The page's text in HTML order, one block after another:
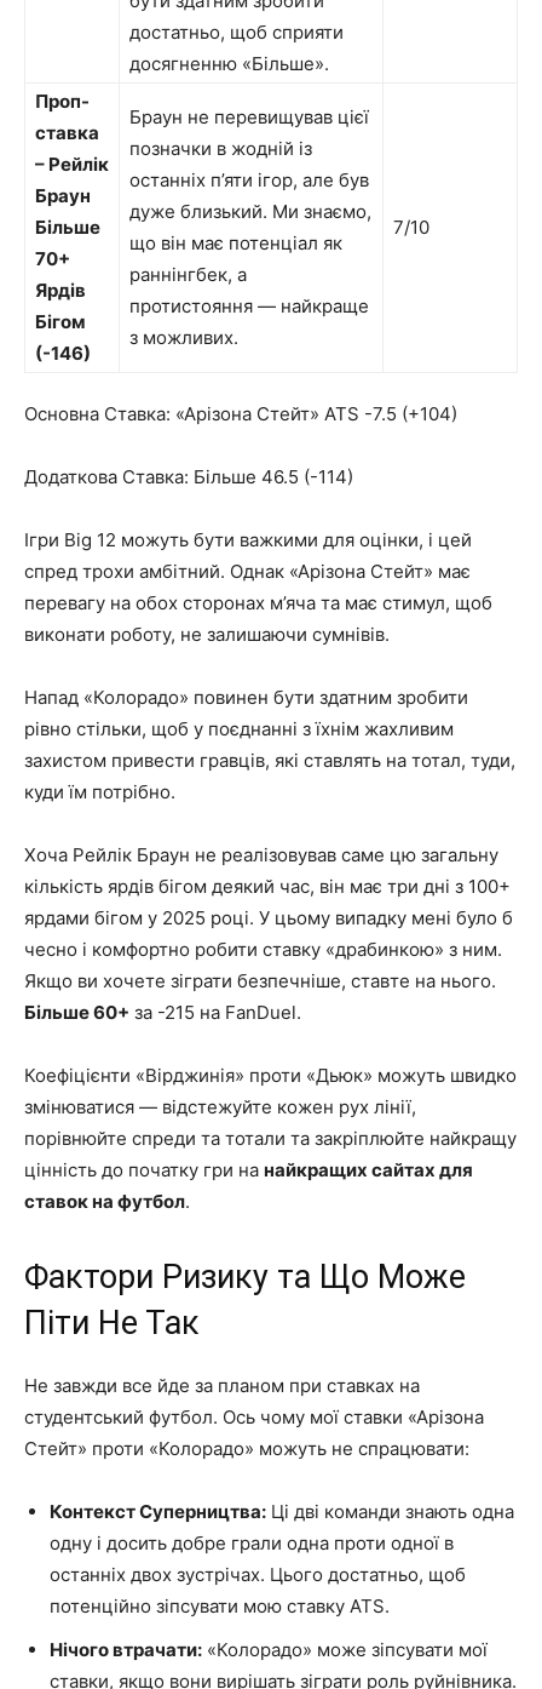
достатньо, щоб сприяти
досягненню «Більше».
Проп-
ставка
– Рейлік
Браун
Більше
70+
Ярдів
Бігом
(-146)
Браун не перевищував цієї
позначки в жодній із
останніх п’яти ігор, але був
дуже близький. Ми знаємо,
що він має потенціал як
раннінгбек, а
протистояння — найкраще
з можливих.
7/10
Основна Ставка: «Арізона Стейт» ATS -7.5 (+104)
Додаткова Ставка: Більше 46.5 (-114)
Ігри Big 12 можуть бути важкими для оцінки, і цей
спред трохи амбітний. Однак «Арізона Стейт» має
перевагу на обох сторонах м’яча та має стимул, щоб
виконати роботу, не залишаючи сумнівів.
Напад «Колорадо» повинен бути здатним зробити
рівно стільки, щоб у поєднанні з їхнім жахливим
захистом привести гравців, які ставлять на тотал, туди,
куди їм потрібно.
Хоча Рейлік Браун не реалізовував саме цю загальну
кількість ярдів бігом деякий час, він має три дні з 100+
ярдами бігом у 2025 році. У цьому випадку мені було б
чесно і комфортно робити ставку «драбинкою» з ним.
Якщо ви хочете зіграти безпечніше, ставте на нього.
Більше 60+ за -215 на FanDuel.
Коефіцієнти «Вірджинія» проти «Дьюк» можуть швидко
змінюватися — відстежуйте кожен рух лінії,
порівнюйте спреди та тотали та закріплюйте найкращу
цінність до початку гри на найкращих сайтах для
ставок на футбол.
Фактори Ризику та Що Може
Піти Не Так
Не завжди все йде за планом при ставках на
студентський футбол. Ось чому мої ставки «Арізона
Стейт» проти «Колорадо» можуть не спрацювати:
Контекст Суперництва: Ці дві команди знають одна
одну і досить добре грали одна проти одної в
останніх двох зустрічах. Цього достатньо, щоб
потенційно зіпсувати мою ставку ATS.
Нічого втрачати: «Колорадо» може зіпсувати мої
ставки, якщо вони вирішать зіграти роль руйнівника.